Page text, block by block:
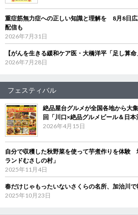
重症筋無力症への正しい知識と理解を 8月8日
配信も
2026年7月31日
【がんを生きる緩和ケア医・大橋洋平「足し算
2026年7月28日
フェスティバル
絶品屋台グルメが全国各地から大
回「川口×絶品グルメビール＆日
2026年4月15日
自分で収穫した秋野菜を使って芋煮作りを体験
ランドむさしの村」
2025年11月4日
春だけじゃもったいないさくらの名所、加治川
2025年10月23日